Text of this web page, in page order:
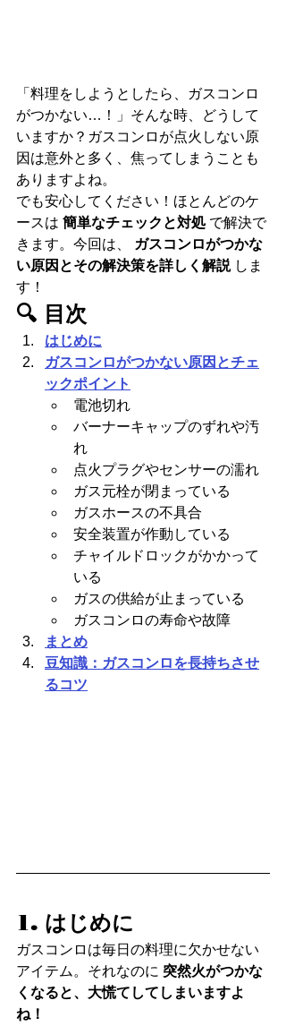
「料理をしようとしたら、ガスコンロ
がつかない…！」そんな時、どうして
いますか？ガスコンロが点火しない原
因は意外と多く、焦ってしまうことも
ありますよね。
でも安心してください！ほとんどのケ
ースは 簡単なチェックと対処 で解決で
きます。今回は、
ガスコンロがつかな
い原因とその解決策を詳しく解説 しま
す！
🔍 目次
はじめに
ガスコンロがつかない原因とチェ
ックポイント
電池切れ
バーナーキャップのずれや汚
れ
点火プラグやセンサーの濡れ
ガス元栓が閉まっている
ガスホースの不具合
安全装置が作動している
チャイルドロックがかかって
いる
ガスの供給が止まっている
ガスコンロの寿命や故障
まとめ
豆知識：ガスコンロを長持ちさせ
るコツ
1. はじめに
ガスコンロは毎日の料理に欠かせない
アイテム。それなのに 突然火がつかな
くなると、大慌てしてしまいますよ
ね！